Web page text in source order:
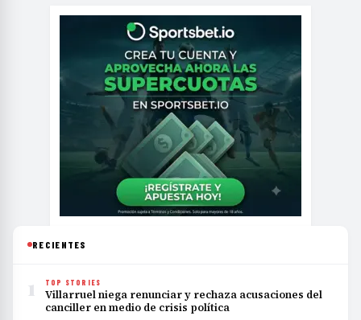
RECIENTES
1 TOP STORIES
Villarruel niega renunciar y rechaza acusaciones del
canciller en medio de crisis política